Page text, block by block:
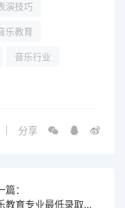
演技巧
乐教育
音乐行业
分享
篇：
音乐教育专业最低录取分数线为何如此重要？这是你必须知道的真相！